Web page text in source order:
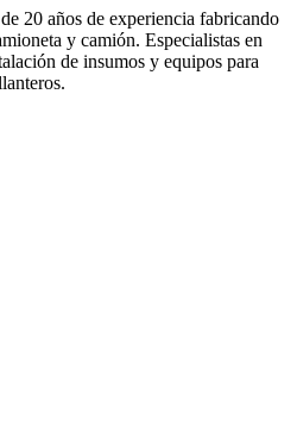
20 años de experiencia fabricando
y camión. Especialistas en
de insumos y equipos para